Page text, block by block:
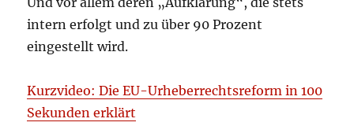
intern erfolgt und zu über 90 Prozent
eingestellt wird.
Kurzvideo: Die EU-Urheberrechtsreform in 100
Sekunden erklärt